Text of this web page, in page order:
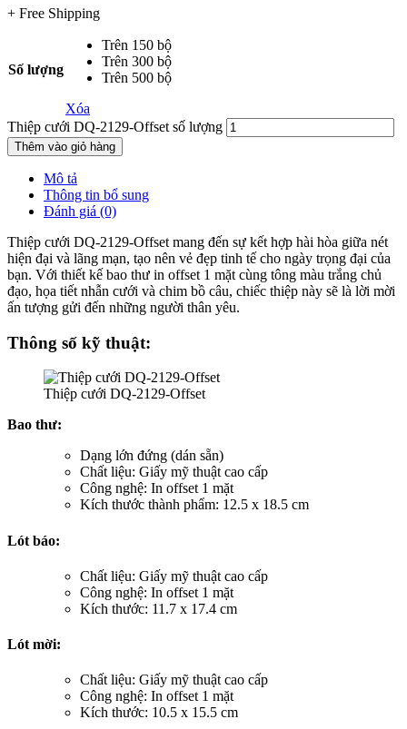
+ Free Shipping
Số lượng
Trên 150 bộ
Trên 300 bộ
Trên 500 bộ
Xóa
Thiệp cưới DQ-2129-Offset số lượng
Thêm vào giỏ hàng
Mô tả
Thông tin bổ sung
Đánh giá (0)
Thiệp cưới DQ-2129-Offset mang đến sự kết hợp hài hòa giữa nét
hiện đại và lãng mạn, tạo nên vẻ đẹp tinh tế cho ngày trọng đại của
bạn. Với thiết kế bao thư in offset 1 mặt cùng tông màu trắng chủ
đạo, họa tiết nhẫn cưới và chim bồ câu, chiếc thiệp này sẽ là lời mời
ấn tượng gửi đến những người thân yêu.
Thông số kỹ thuật:
Thiệp cưới DQ-2129-Offset
Bao thư:
Dạng lớn đứng (dán sẵn)
Chất liệu: Giấy mỹ thuật cao cấp
Công nghệ: In offset 1 mặt
Kích thước thành phẩm: 12.5 x 18.5 cm
Lót báo:
Chất liệu: Giấy mỹ thuật cao cấp
Công nghệ: In offset 1 mặt
Kích thước: 11.7 x 17.4 cm
Lót mời:
Chất liệu: Giấy mỹ thuật cao cấp
Công nghệ: In offset 1 mặt
Kích thước: 10.5 x 15.5 cm